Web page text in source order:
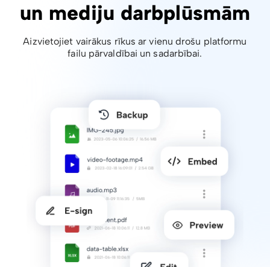
un mediju darbplūsmām
Aizvietojiet vairākus rīkus ar vienu drošu platformu
failu pārvaldībai un sadarbībai.